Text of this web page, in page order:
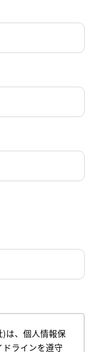
は、個人情報保
ラインを遵守